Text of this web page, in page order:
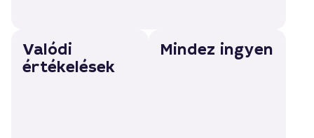
Valódi
értékelések
Mindez ingyen